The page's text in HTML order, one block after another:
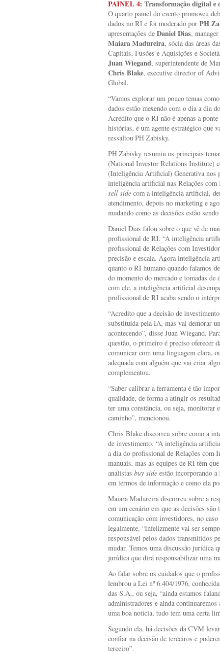
PAINEL 4: Transformação digital e
O quarto painel do evento promoveu
dados no RI e foi moderado por PH
apresentações de Daniel Dias,
Maiara Madureira, sócia das áreas
Capitais, Fusões e Aquisições e
Juan Wiegand, superintendente de
Chris Blake, executive director of
Global.
“Vamos explorar um pouco temas
dados estão mexendo com o dia a dia
Acredito que o RI não é apenas a
histórias, é um agente estratégico que
ressaltou PH Zabisky.
PH Zabisky resumiu os principais
(National Investor Relations Institute)
(Inteligência Artificial) Generativa nos
inteligência artificial nas Relações com
sell side com a inteligência artificial,
atendimento, depois no marketing e
mudando como as decisões estão
Daniel Dias falou sobre o que vê de
profissional de RI. “A inteligência
profissional de Relações com
precisão e escala. Agora inteligência
quanto o RI humano quando falamos
do momento do mercado e tomadas de
com ele, a inteligência artificial
profissional de RI acaba sendo o
“Acredito que a decisão de
substituída pela IA, mas vai demorar
acontecendo”, disse Juan Wiegand.
questão, o primeiro é preciso oferecer
comunicar com uma linguagem clara,
adequada com alguém que vai criar
complementou.
“Saber calibrar a ferramenta é tão
qualidade, de forma a atingir os
ter uma constância, ou seja, monitorar
caminho”, mencionou.
Chris Blake discorreu sobre como a
de investimento. “A inteligência
a dia do profissional de Relações com
manuais, mas as equipes de RI têm
analistas buy side estão incorporando
em termos de informação e como ela
Maiara Madureira discorreu sobre a
em um cenário em que as decisões
comunicação com investidores, no
legalmente. “Infelizmente vai ser
responsável pelos dados transmitidos
mudar. Temos uma discussão jurídica
jurídica que dirá responsabilizar uma
Ao falar sobre os cuidados que o
lembrou a Lei nº 6.404/1976,
das S.A., ou seja, “ainda estamos
administradores e ainda
uma boa notícia, tudo tem uma certa
Segundo ela, há decisões da CVM
confiar na decisão de terceiros e
terceiro”.